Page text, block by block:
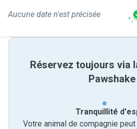
Aucune date n'est précisée
Réservez toujours via
Pawshake
Tranquillité
Votre animal de compagnie